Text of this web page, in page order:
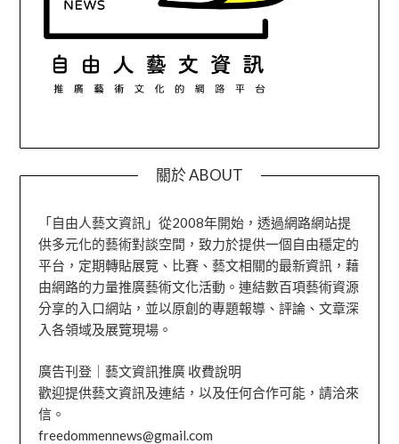
關於 ABOUT
「自由人藝文資訊」從2008年開始，透過網路網站提
供多元化的藝術對談空間，致力於提供一個自由穩定的
平台，定期轉貼展覽、比賽、藝文相關的最新資訊，藉
由網路的力量推廣藝術文化活動。連結數百項藝術資源
分享的入口網站，並以原創的專題報導、評論、文章深
入各領域及展覽現場。
廣告刊登｜藝文資訊推廣 收費說明
歡迎提供藝文資訊及連結，以及任何合作可能，請洽來
信。
freedommennews@gmail.com